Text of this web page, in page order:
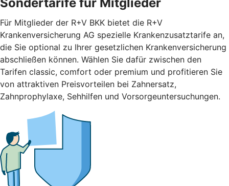
Für Mitglieder der R+V BKK bietet die R+V
Krankenversicherung AG spezielle Krankenzusatztarife an,
die Sie optional zu Ihrer gesetzlichen Krankenversicherung
abschließen können. Wählen Sie dafür zwischen den
Tarifen classic, comfort oder premium und profitieren Sie
von attraktiven Preisvorteilen bei Zahnersatz,
Zahnprophylaxe, Sehhilfen und Vorsorgeuntersuchungen.